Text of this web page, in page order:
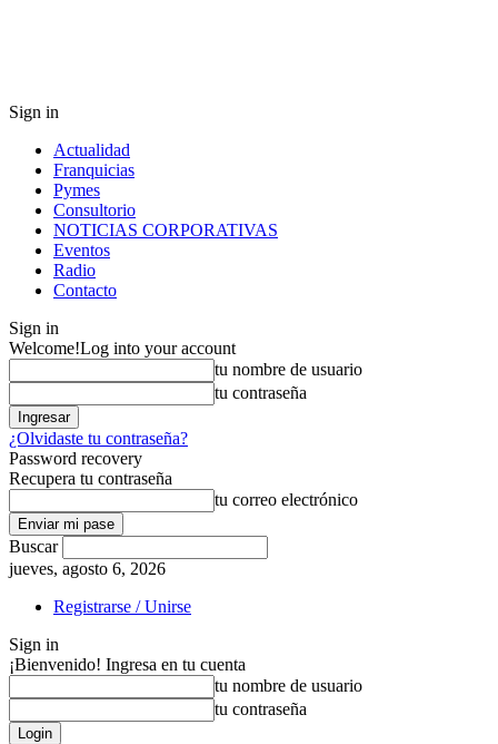
Sign in
Actualidad
Franquicias
Pymes
Consultorio
NOTICIAS CORPORATIVAS
Eventos
Radio
Contacto
Sign in
Welcome!Log into your account
tu nombre de usuario
tu contraseña
¿Olvidaste tu contraseña?
Password recovery
Recupera tu contraseña
tu correo electrónico
Buscar
jueves, agosto 6, 2026
Registrarse / Unirse
Sign in
¡Bienvenido! Ingresa en tu cuenta
tu nombre de usuario
tu contraseña